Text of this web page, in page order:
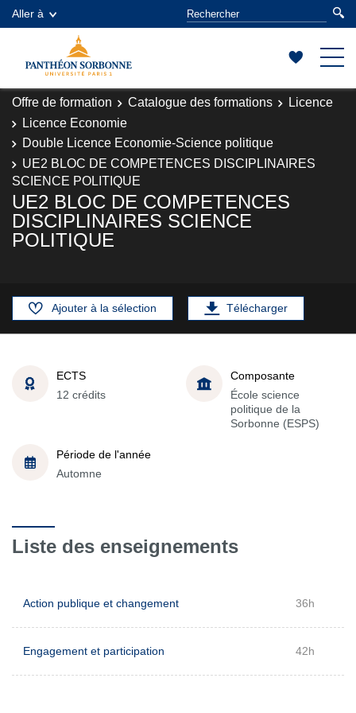
Aller à
Offre de formation Catalogue des formations
Licence
Licence Economie
Double Licence Economie-Science politique
UE2 BLOC DE COMPETENCES DISCIPLINAIRES
SCIENCE POLITIQUE
UE2 BLOC DE COMPETENCES
DISCIPLINAIRES SCIENCE
POLITIQUE
Ajouter à la sélection Télécharger
ECTS
12 crédits
Composante
École science
politique de la
Sorbonne (ESPS)
Période de l'année
Automne
Liste des enseignements
Action publique et changement 36h
Engagement et participation 42h